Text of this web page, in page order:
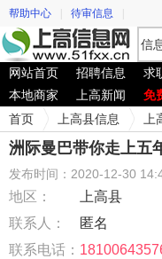
帮助中心 待审信息
信
网站首页 招聘信息 求
本地商家
上高新闻
免
首页
上高县信息
洲际曼巴带你走上五
发布时间：2020-12-30
地区：
上高县
联系人：
匿名
联系电话：